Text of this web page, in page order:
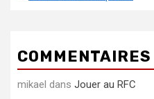
mikael dans Jouer au RFC